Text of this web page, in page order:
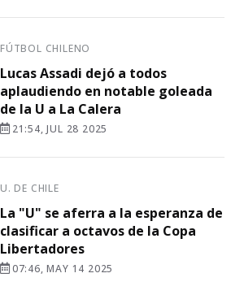
FÚTBOL CHILENO
Lucas Assadi dejó a todos
aplaudiendo en notable goleada
de la U a La Calera
21:54, JUL 28 2025
U. DE CHILE
La "U" se aferra a la esperanza de
clasificar a octavos de la Copa
Libertadores
07:46, MAY 14 2025